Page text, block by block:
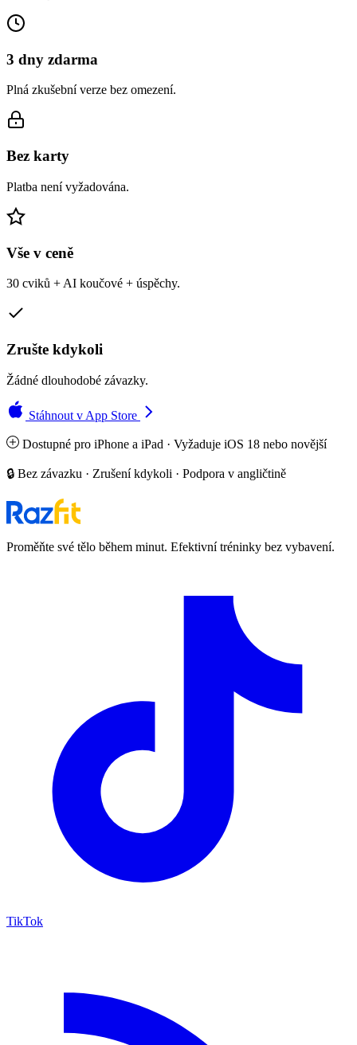
3 dny zdarma
Plná zkušební verze bez omezení.
Bez karty
Platba není vyžadována.
Vše v ceně
30 cviků + AI koučové + úspěchy.
Zrušte kdykoli
Žádné dlouhodobé závazky.
Stáhnout v App Store
Dostupné pro iPhone a iPad · Vyžaduje iOS 18 nebo novější
🔒 Bez závazku · Zrušení kdykoli · Podpora v angličtině
Proměňte své tělo během minut. Efektivní tréninky bez vybavení.
TikTok